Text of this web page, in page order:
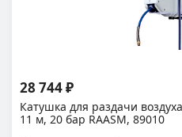
Катушка для раздачи
11 м, 20 бар RAASM, 89010
28 744 ₽